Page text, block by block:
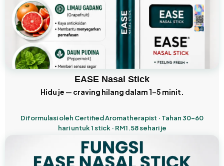
EASE Nasal Stick
Hidu je — craving hilang dalam 1–5 minit.
Diformulasi oleh Certified Aromatherapist · Tahan 30–60
hari untuk 1 stick · RM1.58 sehari je